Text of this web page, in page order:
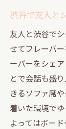
渋谷で友人と
友人と渋谷で
せてフレーバ
ーバーをシェ
とで会話も盛
きるソファ席
着いた環境で
よってはボー